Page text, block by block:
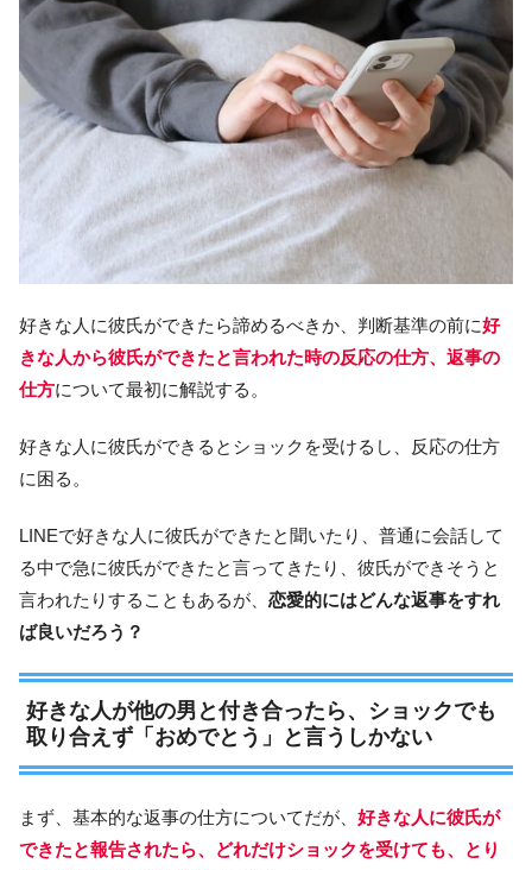
好きな人に彼氏ができたら諦めるべきか、判断基準の前に好
きな人から彼氏ができたと言われた時の反応の仕方、返事の
仕方について最初に解説する。
好きな人に彼氏ができるとショックを受けるし、反応の仕方
に困る。
LINEで好きな人に彼氏ができたと聞いたり、普通に会話して
る中で急に彼氏ができたと言ってきたり、彼氏ができそうと
言われたりすることもあるが、 恋愛的にはどんな返事をすれ
ば良いだろう？
好きな人が他の男と付き合ったら、ショックでも
取り合えず「おめでとう」と言うしかない
まず、基本的な返事の仕方についてだが、 好きな人に彼氏が
できたと報告されたら、どれだけショックを受けても、とり